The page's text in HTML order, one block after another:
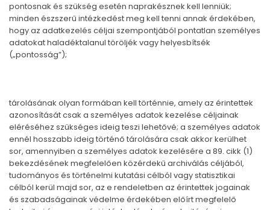
pontosnak és szükség esetén naprakésznek kell lenniük;
minden észszerű intézkedést meg kell tenni annak érdekében,
hogy az adatkezelés céljai szempontjából pontatlan személyes
adatokat haladéktalanul töröljék vagy helyesbítsék
(„pontosság”);
tárolásának olyan formában kell történnie, amely az érintettek
azonosítását csak a személyes adatok kezelése céljainak
eléréséhez szükséges ideig teszi lehetővé; a személyes adatok
ennél hosszabb ideig történő tárolására csak akkor kerülhet
sor, amennyiben a személyes adatok kezelésére a 89. cikk (1)
bekezdésének megfelelően közérdekű archiválás céljából,
tudományos és történelmi kutatási célból vagy statisztikai
célból kerül majd sor, az e rendeletben az érintettek jogainak
és szabadságainak védelme érdekében előírt megfelelő